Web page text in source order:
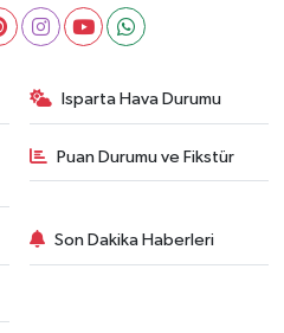
Isparta Hava Durumu
Puan Durumu ve Fikstür
Son Dakika Haberleri